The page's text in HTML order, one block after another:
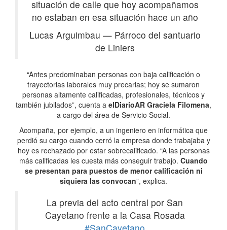
situación de calle que hoy acompañamos
no estaban en esa situación hace un año
Lucas Arguimbau —Párroco del santuario
de Liniers
“Antes predominaban personas con baja calificación o
trayectorias laborales muy precarias; hoy se sumaron
personas altamente calificadas, profesionales, técnicos y
también jubilados”, cuenta a elDiarioAR Graciela Filomena,
a cargo del área de Servicio Social.
Acompaña, por ejemplo, a un ingeniero en informática que
perdió su cargo cuando cerró la empresa donde trabajaba y
hoy es rechazado por estar sobrecalificado. “A las personas
más calificadas les cuesta más conseguir trabajo. Cuando
se presentan para puestos de menor calificación ni
siquiera las convocan”, explica.
La previa del acto central por San
Cayetano frente a la Casa Rosada